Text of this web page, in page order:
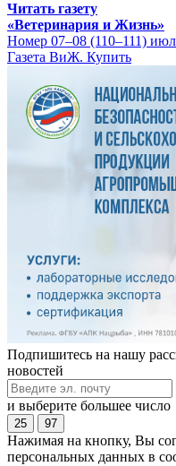
Читать газету
«Ветеринария и Жизнь»
Номер 07–08 (110–111)
Газета ВиЖ. Купить
Подпишитесь на нашу
новостей
и выберите большее число
25 97
Нажимая на кнопку, Вы
персональных данных в